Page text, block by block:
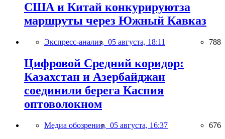
США и Китай конкурируютза
маршруты через Южный Кавказ
Экспресс-анализ, 05 августа, 18:11 788
Цифровой Средний коридор:
Казахстан и Азербайджан
соединили берега Каспия
оптоволокном
Медиа обозрение, 05 августа, 16:37 676